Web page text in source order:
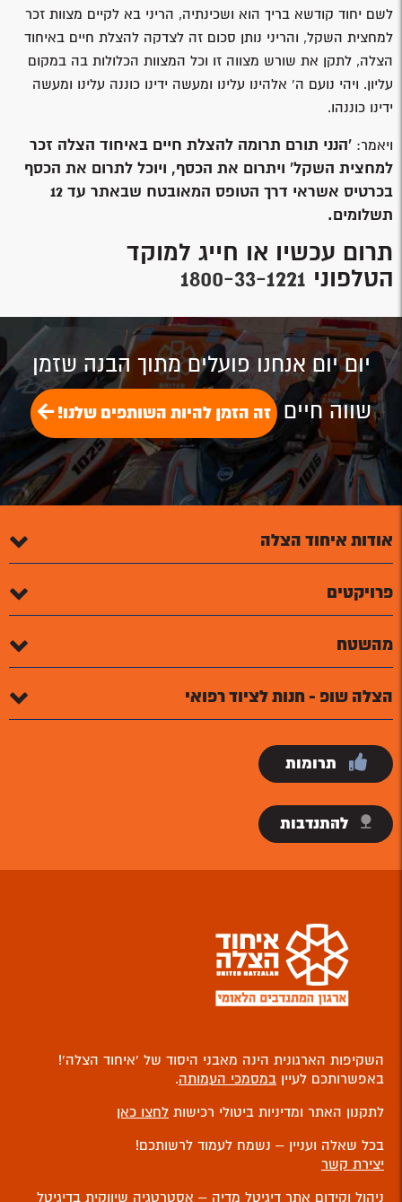
לשם יחוד קודשא בריך הוא ושכינתיה, הריני בא לקיים מצוות זכר
למחצית השקל, והריני נותן סכום זה לצדקה להצלת חיים באיחוד
הצלה, לתקן את שורש מצווה זו וכל המצוות הכלולות בה במקום
עליון. ויהי נועם ה’ אלהינו עלינו ומעשה ידינו כוננה עלינו ומעשה
ידינו כוננהו.
ויאמר: 'הנני תורם תרומה להצלת חיים באיחוד הצלה זכר
למחצית השקל' ויתרום את הכסף, ויוכל לתרום את הכסף
בכרטיס אשראי דרך הטופס המאובטח שבאתר עד 12
תשלומים.
תרום עכשיו או חייג למוקד
הטלפוני 1800-33-1221
יום יום אנחנו פועלים מתוך הבנה שזמן
שווה חיים זה הזמן להיות השותפים שלנו!
אודות איחוד הצלה
פרויקטים
מהשטח
הצלה שופ - חנות לציוד רפואי
תרומות
להתנדבות
השקיפות הארגונית הינה מאבני היסוד של ‘איחוד הצלה’!
באפשרותכם לעיין במסמכי העמותה.
לתקנון האתר ומדיניות ביטולי רכישות לחצו כאן
בכל שאלה ועניין – נשמח לעמוד לרשותכם!
יצירת קשר
ניהול וקידום אתר דיגיטל מדיה – אסטרטגיה שיווקית בדיגיטל